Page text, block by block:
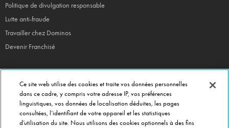
Politique de divulgation responsable
Lutte anti-fraude
Travailler chez Dominos
Devenir Franchisé
EN CE MOMENT
Bouchées Doubles
Jours Fous
Ce site web utilise des cookies et traite vos données personnelles
dans ce cadre, y compris votre adresse IP, vos préférences
linguistiques, vos données de localisation déduites, les pages
consultées, l’identifiant de votre appareil et les statistiques
d’utilisation du site. Nous utilisons des cookies optionnels à des fins